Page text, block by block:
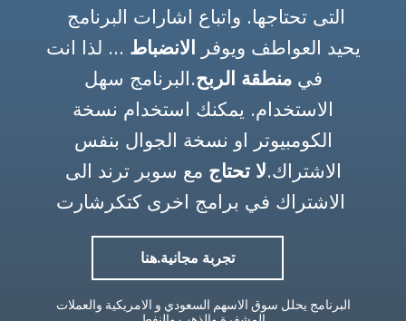
نظام متقدم يوظف الذكاء
الاصطناعي في توليد تنبيهات
فنية على اكتشاف فرص سوق
الأسهم
تجربة مجانية
منتجاتنا
التى تحتاجها. واتباع اشارات البرنامج
يحيد العواطف ويوفر الانضباط ... لذا انت
في منطقة الربح.البرنامج سهل
الاستخدام. يمكنك استخدام نسخة
الكومبيوتر او نسخة الجوال بنفس
الاشتراك.لا تحتاج مع سوبر ترند الى
تجربة مجانية.هنا
البرنامج يحلل سوق الاسهم السعودي و الامريكية والعملات